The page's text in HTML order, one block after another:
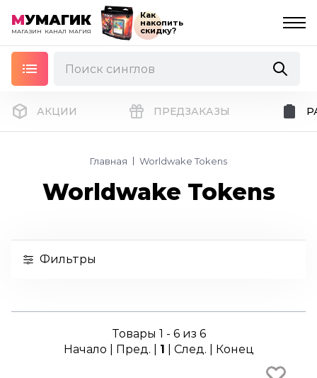
МУМАГИК
МАГАЗИН КАНАЛ МАГИЯ
Как
накопить
скидку?
АКЦИИ ПРЕДЗАКАЗЫ
Главная Worldwake Tokens
Worldwake Tokens
Фильтры
Товары 1 - 6 из 6
Начало | Пред. | 1 | След. | Конец